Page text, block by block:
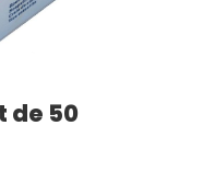
de 50